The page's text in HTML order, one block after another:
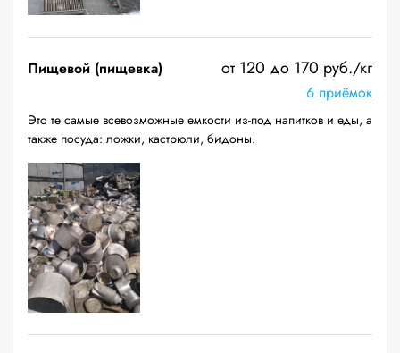
Пищевой (пищевка) от 120 до 170 руб./кг
6 приёмок
Это те самые всевозможные емкости из-под напитков и еды, а
также посуда: ложки, кастрюли, бидоны.